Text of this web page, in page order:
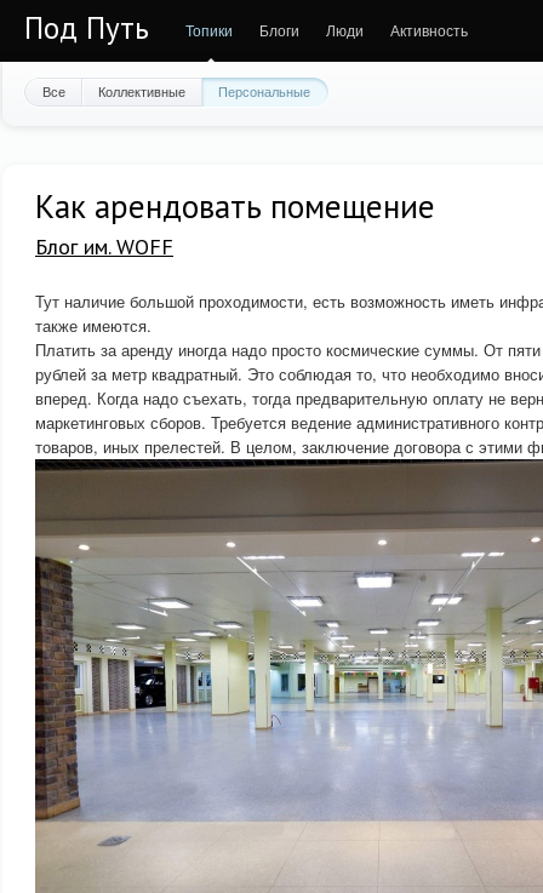
Под Путь Топики Блоги Люди Активность
Все Коллективные Персональные
Как арендовать помещение
Блог им. WOFF
Тут наличие большой проходимости, есть возможность иметь
также имеются.
Платить за аренду иногда надо просто космические суммы. От
рублей за метр квадратный. Это соблюдая то, что необходимо
вперед. Когда надо съехать, тогда предварительную оплату не
маркетинговых сборов. Требуется ведение административного
товаров, иных прелестей. В целом, заключение договора с этими